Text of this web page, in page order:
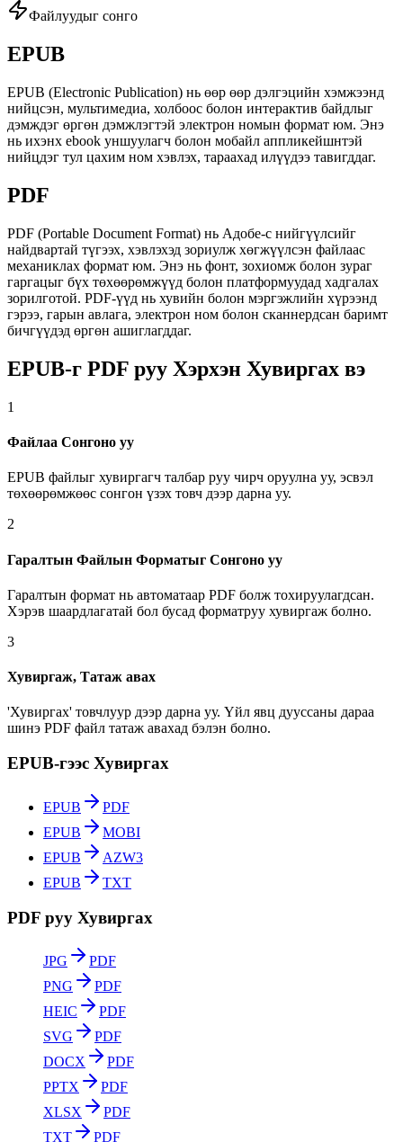
Файлуудыг сонго
EPUB
EPUB (Electronic Publication) нь өөр өөр дэлгэцийн хэмжээнд
нийцсэн, мультимедиа, холбоос болон интерактив байдлыг
дэмждэг өргөн дэмжлэгтэй электрон номын формат юм. Энэ
нь ихэнх ebook уншуулагч болон мобайл аппликейшнтэй
нийцдэг тул цахим ном хэвлэх, тараахад илүүдээ тавигддаг.
PDF
PDF (Portable Document Format) нь Адобе-с нийгүүлсийг
найдвартай түгээх, хэвлэхэд зориулж хөгжүүлсэн файлаас
механиклах формат юм. Энэ нь фонт, зохиомж болон зураг
гаргацыг бүх төхөөрөмжүүд болон платформуудад хадгалах
зорилготой. PDF-үүд нь хувийн болон мэргэжлийн хүрээнд
гэрээ, гарын авлага, электрон ном болон сканнердсан баримт
бичгүүдэд өргөн ашиглагддаг.
EPUB-г PDF руу Хэрхэн Хувиргах вэ
1
Файлаа Сонгоно уу
EPUB файлыг хувиргагч талбар руу чирч оруулна уу, эсвэл
төхөөрөмжөөс сонгон үзэх товч дээр дарна уу.
2
Гаралтын Файлын Форматыг Сонгоно уу
Гаралтын формат нь автоматаар PDF болж тохируулагдсан.
Хэрэв шаардлагатай бол бусад форматруу хувиргаж болно.
3
Хувиргаж, Татаж авах
'Хувиргах' товчлуур дээр дарна уу. Үйл явц дууссаны дараа
шинэ PDF файл татаж авахад бэлэн болно.
EPUB-гээс Хувиргах
EPUB
PDF
EPUB
MOBI
EPUB
AZW3
EPUB
TXT
PDF руу Хувиргах
JPG
PDF
PNG
PDF
HEIC
PDF
SVG
PDF
DOCX
PDF
PPTX
PDF
XLSX
PDF
TXT
PDF